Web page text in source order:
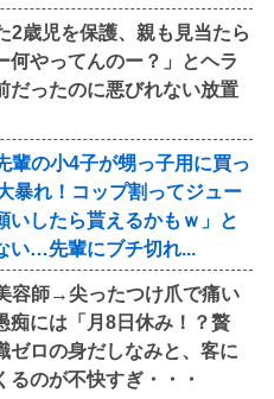
2歳児を保護、親も見当たら
やってんのー？」とヘラ
ったのに悪びれない放置
輩の小4子が甥っ子用に買っ
暴れ！コップ割ってジュー
いしたら貰えるかもｗ」と
い…先輩にブチ切れ...
容師→尖ったつけ爪で痛い
痴には「月8日休み！？贅
ロの身だしなみと、客に
のが不快すぎ・・・